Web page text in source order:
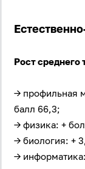
Рост среднего
→ профильная
балл 66,3;
→ физика: +
→ биология: +
→